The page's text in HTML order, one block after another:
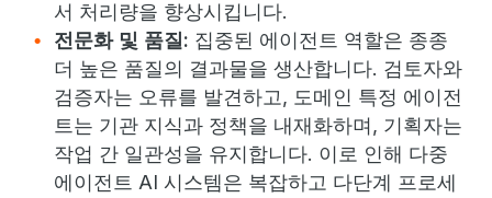
서 처리량을 향상시킵니다.
전문화 및 품질: 집중된 에이전트 역할은 종종
더 높은 품질의 결과물을 생산합니다. 검토자와
검증자는 오류를 발견하고, 도메인 특정 에이전
트는 기관 지식과 정책을 내재화하며, 기획자는
작업 간 일관성을 유지합니다. 이로 인해 다중
에이전트 AI 시스템은 복잡하고 다단계 프로세